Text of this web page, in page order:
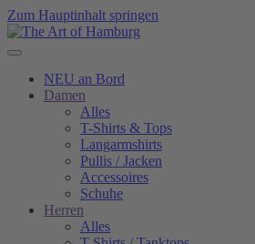
Zum Hauptinhalt springen
NEU an Bord
Damen
Alles
T-Shirts & Tops
Langarmshirts
Pullis / Jacken
Accessoires
Schuhe
Herren
Alles